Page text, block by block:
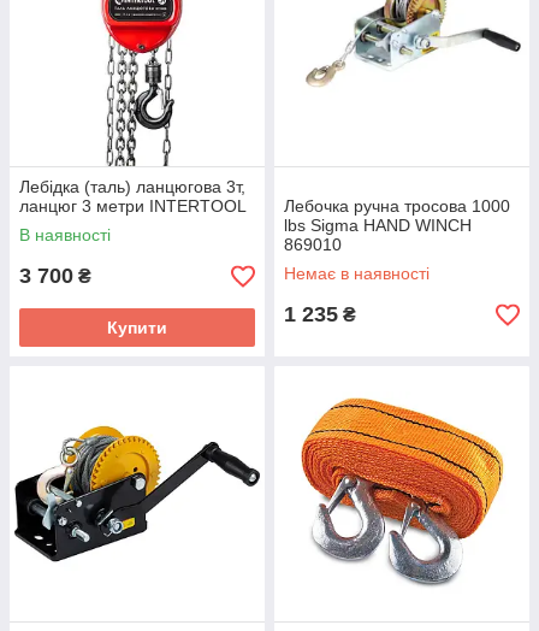
Лебідка (таль) ланцюгова 3т,
ланцюг 3 метри INTERTOOL
В наявності
3 700 ₴
Купити
Лебочка ручна тросова 1000
lbs Sigma HAND WINCH
869010
Немає в наявності
1 235 ₴